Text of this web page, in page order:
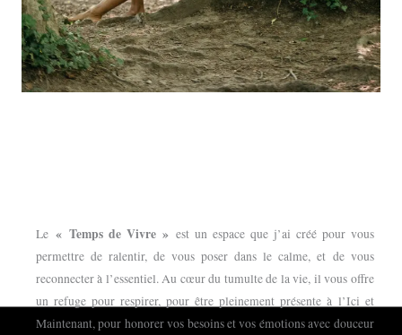
Le « Temps de Vivre » est un espace que j’ai créé pour vous
permettre de ralentir, de vous poser dans le calme, et de vous
reconnecter à l’essentiel. Au cœur du tumulte de la vie, il vous offre
un refuge pour respirer, pour être pleinement présente à l’Ici et
Maintenant, pour honorer vos besoins et vos émotions avec douceur